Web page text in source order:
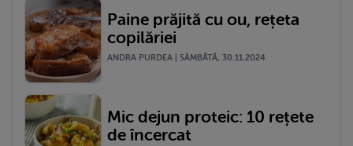
Paine prăjită cu ou, rețeta
copilăriei
ANDRA PURDEA | SÂMBĂTĂ, 30.11.2024
Mic dejun proteic: 10 rețete
de încercat